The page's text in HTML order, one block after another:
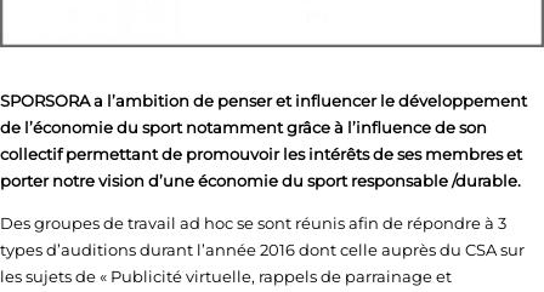
SPORSORA a l’ambition de penser et influencer le développement
de l’économie du sport notamment grâce à l’influence de son
collectif permettant de promouvoir les intérêts de ses membres et
porter notre vision d’une économie du sport responsable /durable.
Des groupes de travail ad hoc se sont réunis afin de répondre à 3
types d’auditions durant l’année 2016 dont celle auprès du CSA sur
les sujets de « Publicité virtuelle, rappels de parrainage et